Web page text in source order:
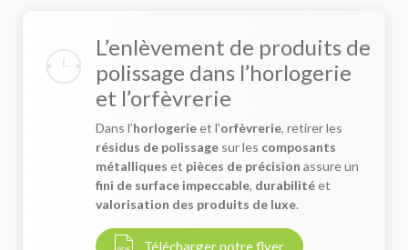
L’enlèvement de produits de
polissage dans l’horlogerie
et l’orfèvrerie
Dans l’horlogerieet l’orfèvrerie, retirer les
résidus de polissage sur les composants
métalliques et pièces de précision assure un
fini de surface impeccable, durabilitéet
valorisation des produits de luxe.
Télécharger notre flyer